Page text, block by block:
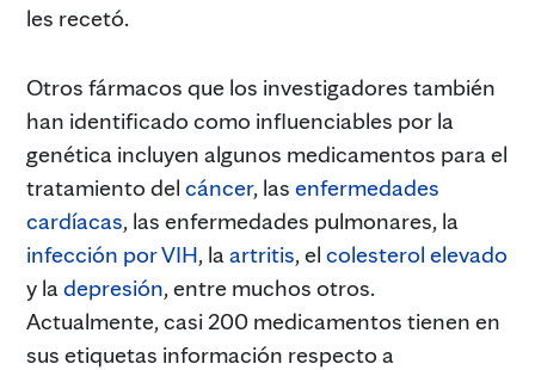
les recetó.
Otros fármacos que los investigadores también
han identificado como influenciables por la
genética incluyen algunos medicamentos para el
tratamiento del cáncer, las enfermedades
cardíacas, las enfermedades pulmonares, la
infección por VIH, la artritis, el colesterol elevado
y la depresión, entre muchos otros.
Actualmente, casi 200 medicamentos tienen en
sus etiquetas información respecto a